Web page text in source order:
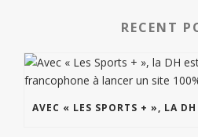
RECENT